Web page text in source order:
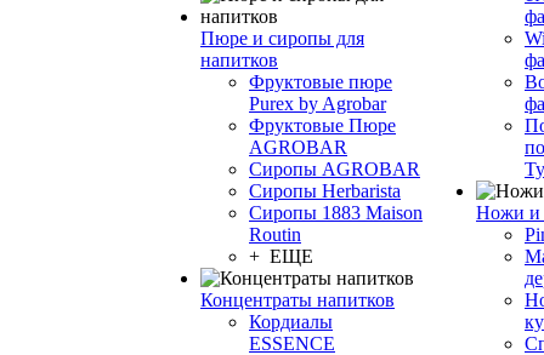
Пюре и сиропы для
напитков
Фруктовые пюре
Purex by Agrobar
Фруктовые Пюре
AGROBAR
Сиропы AGROBAR
Сиропы Herbarista
Сиропы 1883 Maison
Routin
+ ЕЩЕ
Концентраты напитков
Кордиалы
ESSENCE
Ножи и